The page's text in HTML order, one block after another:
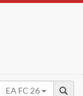
EA FC 26